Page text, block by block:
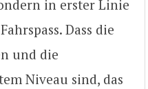
in erster Linie
Dass die
und die
Niveau sind, das